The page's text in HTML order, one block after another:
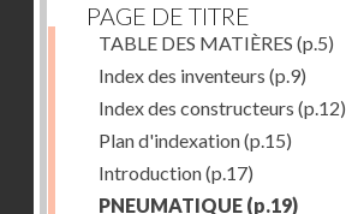
PAGE DE TITRE
TABLE DES MATIÈRES (p.5)
Index des inventeurs (p.9)
Index des constructeurs (p.12)
Plan d'indexation(p.15)
Introduction(p.17)
PNEUMATIQUE (p.19)